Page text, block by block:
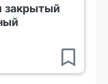
закрытый